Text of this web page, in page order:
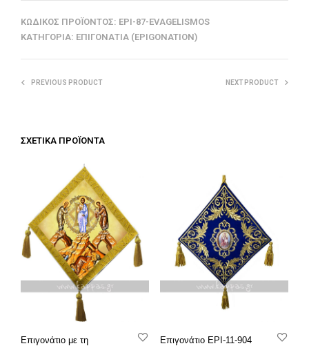
ΚΩΔΙΚΌΣ ΠΡΟΪΌΝΤΟΣ: EPI-87-EVAGELISMOS
ΚΑΤΗΓΟΡΊΑ: ΕΠΙΓΟΝΆΤΙΑ (EPIGONATION)
PREVIOUS PRODUCT NEXT PRODUCT
ΣΧΕΤΙΚΆ ΠΡΟΪΌΝΤΑ
Επιγονάτιο με τη
Επιγονάτιο EPI-11-904